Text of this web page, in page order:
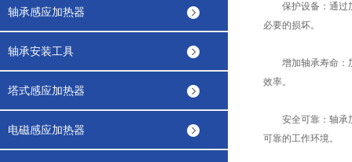
轴承感应加热器
轴承安装工具
塔式感应加热器
电磁感应加热器
保护设备：通过加
必要的损坏。
增加轴承寿命：加
效率。
安全可靠：轴承加
可靠的工作环境。